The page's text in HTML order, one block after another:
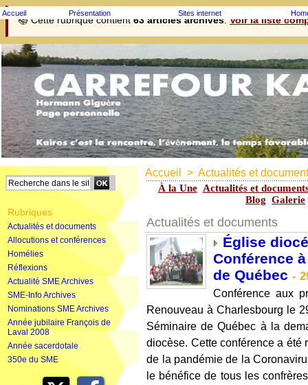
📚 Cette rubrique contient63 articles archivés.Voir la liste
Accueil Présentation Sites internet
Rubriques
Actualités et documents
Allocutions et conférences
Homélies
Réflexions
Actualité SME Archives
SME-Info Archives
Nominations SME Archives
Année jubilaire François de
Laval 2008
Année sacerdotale
350e du SME
Accueil > Actualités et
À la Une Actualités et
Blog Galerie
Actualités et documents
Église
Conférence
de Québec-
Conférence aux
Renouveau à Charlesbourg le
Séminaire de Québec à la
diocèse. Cette conférence a
de la pandémie de la
le bénéfice de tous les